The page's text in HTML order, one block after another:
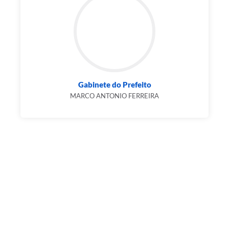
Gabinete do Prefeito
MARCO ANTONIO FERREIRA